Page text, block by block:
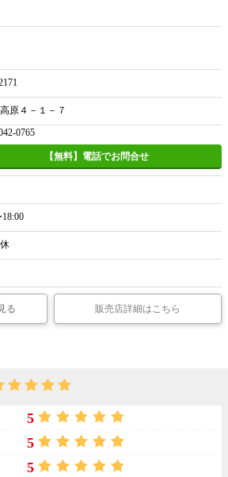
原４－１－７
0765
【無料】電話でお問合せ
18:00
る 販売店詳細はこちら
5
5
5